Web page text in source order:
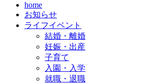
home
お知らせ
ライフイベント
結婚・離婚
妊娠・出産
子育て
入園・入学
就職・退職